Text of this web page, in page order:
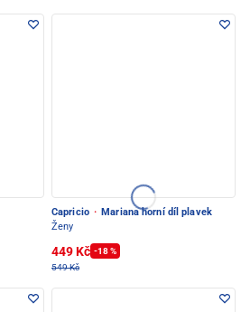
Capricio · Mariana horní díl plavek
Ženy
449 Kč -18 %
549 Kč